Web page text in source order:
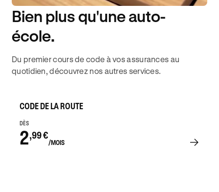
DISPONIBILITÉ 6J/7
Bien plus qu'une auto-
école.
Du premier cours de code à vos assurances au
quotidien, découvrez nos autres services.
CODE DE LA ROUTE
DÈS
2,99 €
/MOIS